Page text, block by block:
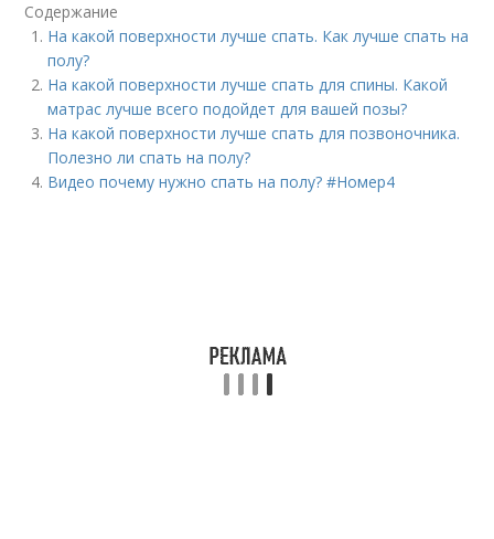
Содержание
На какой поверхности лучше спать. Как лучше спать на
полу?
На какой поверхности лучше спать для спины. Какой
матрас лучше всего подойдет для вашей позы?
На какой поверхности лучше спать для позвоночника.
Полезно ли спать на полу?
Видео почему нужно спать на полу? #Номер4